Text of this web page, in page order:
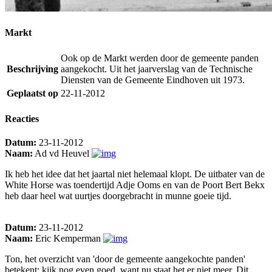
Markt
Beschrijving
Ook op de Markt werden door de gemeente panden
aangekocht. Uit het jaarverslag van de Technische
Diensten van de Gemeente Eindhoven uit 1973.
Geplaatst op 22-11-2012
Reacties
Datum: 23-11-2012
Naam: Ad vd Heuvel
Ik heb het idee dat het jaartal niet helemaal klopt. De uitbater van de
White Horse was toendertijd Adje Ooms en van de Poort Bert Bekx
heb daar heel wat uurtjes doorgebracht in munne goeie tijd.
Datum: 23-11-2012
Naam: Eric Kemperman
Ton, het overzicht van 'door de gemeente aangekochte panden'